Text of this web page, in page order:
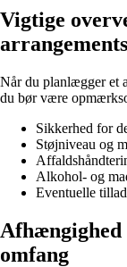
Vigtige
Når du planlægger et
du bør være
Sikkerhed for
Støjniveau og
Alkohol- og
Eventuelle
Afhængighed
omfang